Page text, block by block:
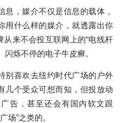
息，媒介不仅是信息的载体，
用什么样的媒介，就透露出你
来不会投互联网上的“电线杆
闪烁不停的电子牛皮癣。
别喜欢去纽约时代广场的户外
几个受众可想而知，但投放动
告，甚至还会有国内软文跟
场”之类的。